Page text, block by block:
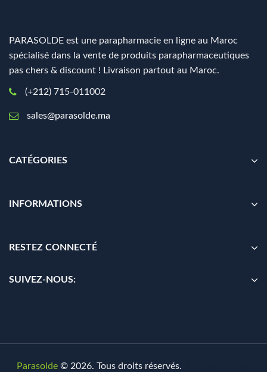
PARASOLDE est une parapharmacie en ligne au Maroc
spécialisé dans la vente de produits parapharmaceutiques
pas chers & discount ! Livraison partout au Maroc.
(+212) 715-011002
sales@parasolde.ma
CATÉGORIES
INFORMATIONS
RESTEZ CONNECTÉ
SUIVEZ-NOUS:
Parasolde© 2026. Tous droits réservés.